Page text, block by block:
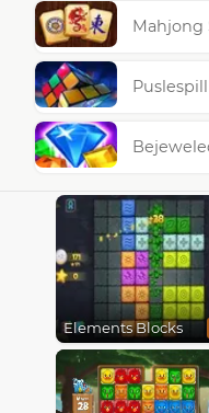
Mahjong
Puslespill
Elements Blocks